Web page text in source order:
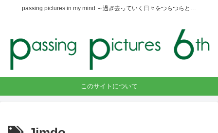
passing pictures in my mind ～過ぎ去っていく日々をつらつらと…
このサイトについて